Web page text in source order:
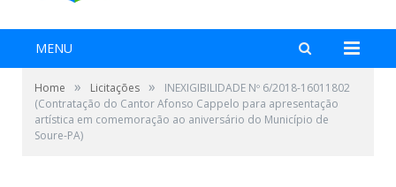
MENU
Home » Licitações »
INEXIGIBILIDADE Nº 6/2018-16011802
(Contratação do Cantor Afonso Cappelo para apresentação
artística em comemoração ao aniversário do Município de
Soure-PA)